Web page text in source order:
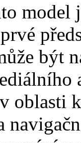
být
oblasti